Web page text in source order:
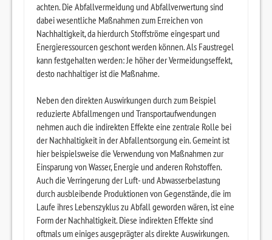
achten. Die Abfallvermeidung und Abfallverwertung sind
dabei wesentliche Maßnahmen zum Erreichen von
Nachhaltigkeit, da hierdurch Stoffströme eingespart und
Energieressourcen geschont werden können. Als Faustregel
kann festgehalten werden: Je höher der Vermeidungseffekt,
desto nachhaltiger ist die Maßnahme.
Neben den direkten Auswirkungen durch zum Beispiel
reduzierte Abfallmengen und Transportaufwendungen
nehmen auch die indirekten Effekte eine zentrale Rolle bei
der Nachhaltigkeit in der Abfallentsorgung ein. Gemeint ist
hier beispielsweise die Verwendung von Maßnahmen zur
Einsparung von Wasser, Energie und anderen Rohstoffen.
Auch die Verringerung der Luft- und Abwasserbelastung
durch ausbleibende Produktionen von Gegenstände, die im
Laufe ihres Lebenszyklus zu Abfall geworden wären, ist eine
Form der Nachhaltigkeit. Diese indirekten Effekte sind
oftmals um einiges ausgeprägter als direkte Auswirkungen.